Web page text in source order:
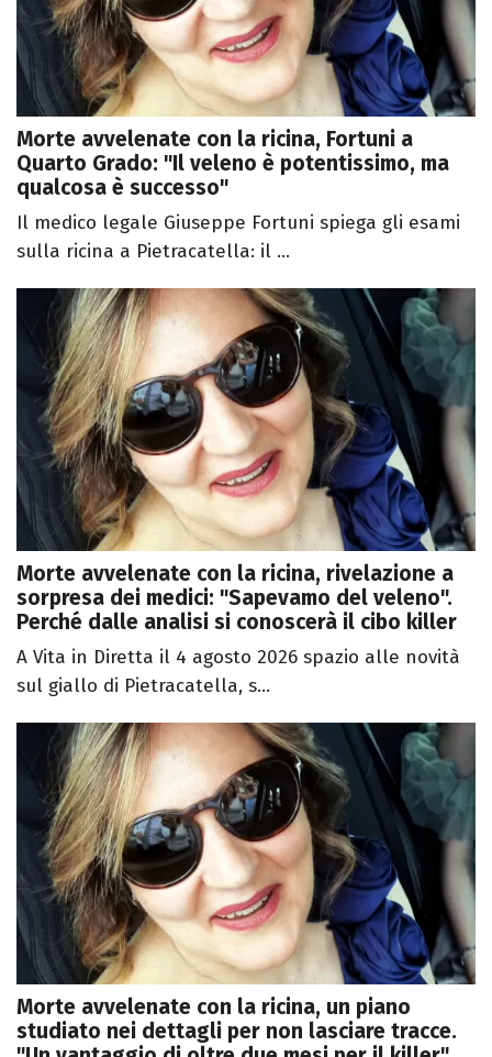
Morte avvelenate con la ricina, Fortuni a
Quarto Grado: "Il veleno è potentissimo, ma
qualcosa è successo"
Il medico legale Giuseppe Fortuni spiega gli esami
sulla ricina a Pietracatella: il ...
Morte avvelenate con la ricina, rivelazione a
sorpresa dei medici: "Sapevamo del veleno".
Perché dalle analisi si conoscerà il cibo killer
A Vita in Diretta il 4 agosto 2026 spazio alle novità
sul giallo di Pietracatella, s...
Morte avvelenate con la ricina, un piano
studiato nei dettagli per non lasciare tracce.